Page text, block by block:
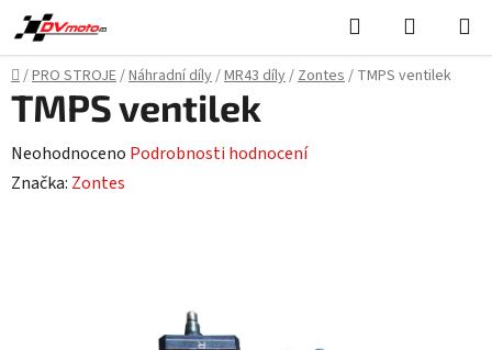
Přejít
na
obsah
Hledat
KOŠÍK
Domů
/PRO STROJE/Náhradní díly/MR43 díly/Zontes/ TMPS ventilek
TMPS ventilek
Průměrné
hodnocení
Neohodnoceno Podrobnosti hodnocení
Značka: Zontes